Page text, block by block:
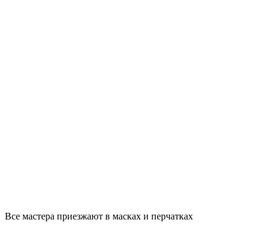
Все мастера приезжают в масках и перчатках